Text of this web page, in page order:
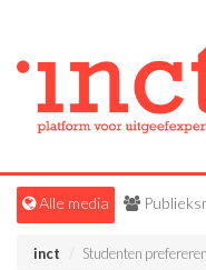
Alle media
inct Studenten